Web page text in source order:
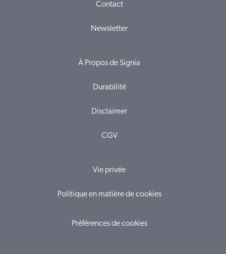
Contact
Newsletter
À Propos de Signia
Durabilité
Disclaimer
CGV
Vie privée
Politique en matière de cookies
Préférences de cookies